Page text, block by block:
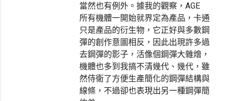
當然也有例外。據我的觀察，AGE
所有機體一開始就界定為產品，卡通
只是產品的衍生物，它正好與多數鋼
彈的創作意圖相反，因此出現許多過
去鋼彈的影子，活像個鋼彈大雜燴，
機體也多到我搞不清幾代、幾代，雖
然侍衛了方便生產簡化的鋼彈結構與
線條，不過卻也表現出另一種鋼彈簡